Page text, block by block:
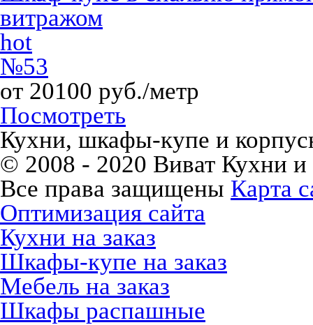
витражом
hot
№53
от 20100 руб./метр
Посмотреть
Кухни, шкафы-купе и
© 2008 - 2020 Виват Кухни
Все права защищены Карта
Оптимизация сайта
Кухни на заказ
Шкафы-купе на заказ
Мебель на заказ
Шкафы распашные